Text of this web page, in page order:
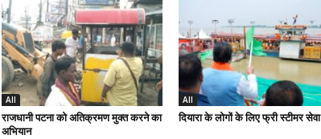
All
राजधानी पटना को अतिक्रमण मुक्त करने का
अभियान
All
दियारा के लोगों के लिए फ्री स्टीमर सेवा